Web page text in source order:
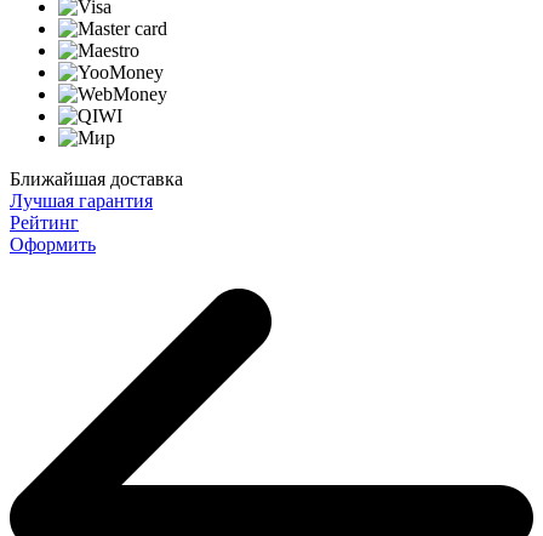
Ближайшая доставка
Лучшая гарантия
Рейтинг
Оформить